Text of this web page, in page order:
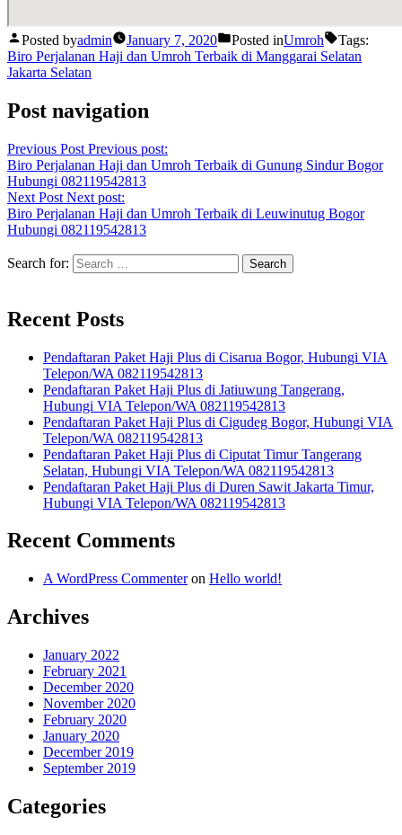
Posted byadmin January 7, 2020 Posted inUmroh
Tags:
Biro Perjalanan Haji dan Umroh Terbaik di Manggarai Selatan
Jakarta Selatan
Post navigation
Previous Post Previous post:
Biro Perjalanan Haji dan Umroh Terbaik di Gunung Sindur Bogor
Hubungi 082119542813
Next Post Next post:
Biro Perjalanan Haji dan Umroh Terbaik di Leuwinutug Bogor
Hubungi 082119542813
Search for:
Recent Posts
Pendaftaran Paket Haji Plus di Cisarua Bogor, Hubungi VIA
Telepon/WA 082119542813
Pendaftaran Paket Haji Plus di Jatiuwung Tangerang,
Hubungi VIA Telepon/WA 082119542813
Pendaftaran Paket Haji Plus di Cigudeg Bogor, Hubungi VIA
Telepon/WA 082119542813
Pendaftaran Paket Haji Plus di Ciputat Timur Tangerang
Selatan, Hubungi VIA Telepon/WA 082119542813
Pendaftaran Paket Haji Plus di Duren Sawit Jakarta Timur,
Hubungi VIA Telepon/WA 082119542813
Recent Comments
A WordPress Commenteron Hello world!
Archives
January 2022
February 2021
December 2020
November 2020
February 2020
January 2020
December 2019
September 2019
Categories